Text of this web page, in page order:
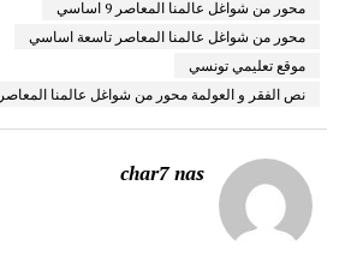
محور من شواغل عالمنا المعاصر 9 اساسي
محور من شواغل عالمنا المعاصر تاسعة اساسي
موقع تعليمي تونسي
نص الفقر و العولمة محور من شواغل عالمنا المعاصر
char7 nas